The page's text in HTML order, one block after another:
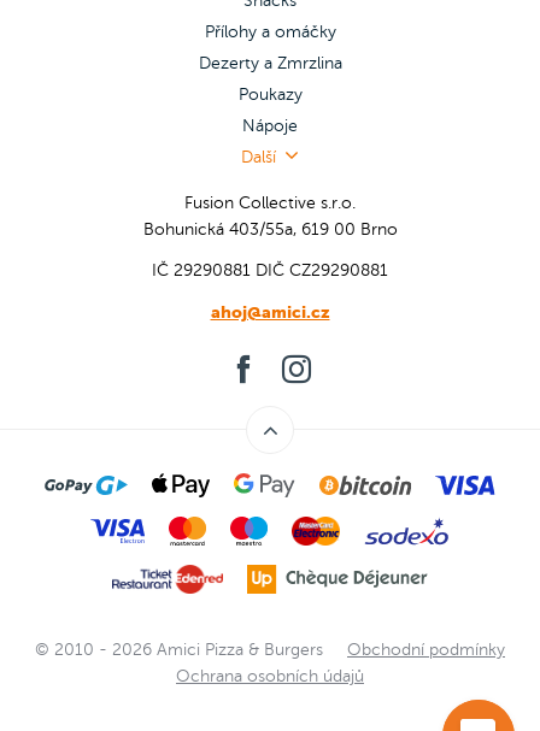
Přílohy a omáčky
Dezerty a Zmrzlina
Poukazy
Nápoje
Další
Fusion Collective s.r.o.
Bohunická 403/55a, 619 00 Brno
IČ 29290881 DIČ CZ29290881
ahoj@amici.cz
© 2010 - 2026 Amici Pizza & Burgers
Obchodní podmínky
Ochrana osobních údajů